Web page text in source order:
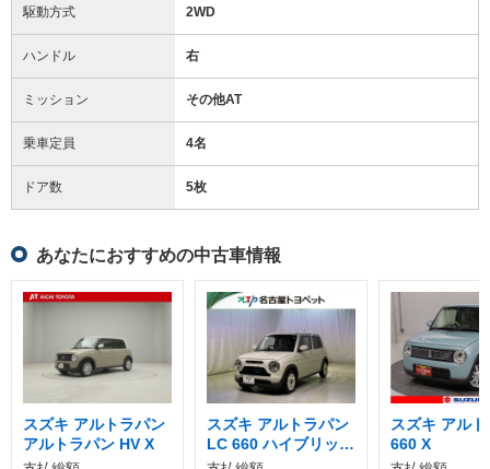
駆動方式 2WD
ハンドル 右
ミッション その他AT
乗車定員 4名
ドア数 5枚
あなたにおすすめの中古車情報
スズキ アルトラパン
アルトラパン HV X
スズキ アルトラパン
LC 660 ハイブリッド
L
スズキ アル
660 X